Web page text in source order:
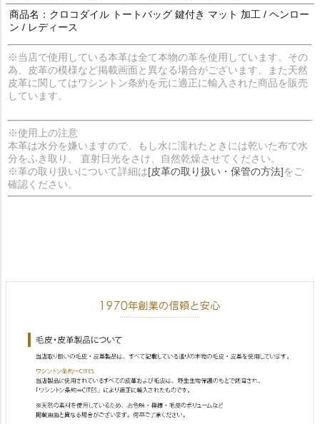
商品名：クロコダイル トートバッグ 鍵付き マット 加工 / ヘンロー
ン / レディース
※当店で使用している本革は全て本物の革を使用しています。その
為、皮革の模様など掲載画面と異なる場合がございます。また天然
皮革に関してはワシントン条約を元に適正に輸入された商品を販売
しています。
※使用上の注意
本革は水分を嫌いますので、もし水に濡れたときには乾いた布で水
分をふき取り、 直射日光をさけ、自然乾燥させてください。
※革の取り扱いについて詳細は[皮革の取り扱い・保管の方法]をご
確認ください。